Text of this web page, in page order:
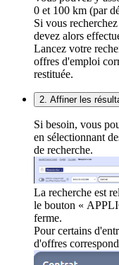
0 et 100 km (par
Si vous
devez alors
Lancez votre
offres d'emploi
restituée.
2. Affiner les
Si besoin, vous
en sélectionnant
de recherche.
La recherche est
le bouton «
ferme.
Pour certains
d'offres